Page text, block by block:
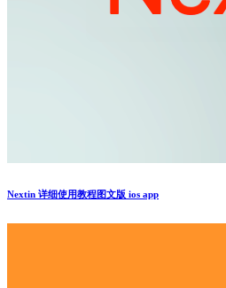
Nextin 详细使用教程图文版 ios app